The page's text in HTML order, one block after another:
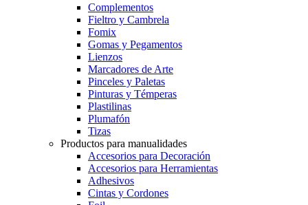
Complementos
Fieltro y Cambrela
Fomix
Gomas y Pegamentos
Lienzos
Marcadores de Arte
Pinceles y Paletas
Pinturas y Témperas
Plastilinas
Plumafón
Tizas
Productos para manualidades
Accesorios para Decoración
Accesorios para Herramientas
Adhesivos
Cintas y Cordones